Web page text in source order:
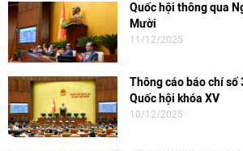
Quốc hội thông qua
Mười
11/12/2025
Thông cáo báo chí số
Quốc hội khóa XV
10/12/2025